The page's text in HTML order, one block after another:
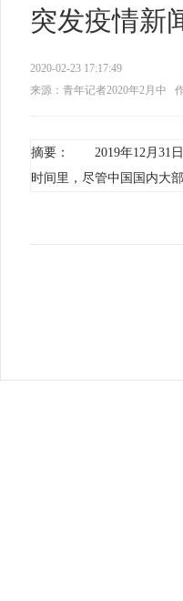
突发疫情新
2020-02-23 17:17:49
来源：青年记者2020年2月中
摘要： 2019年12月31日
时间里，尽管中国国内大